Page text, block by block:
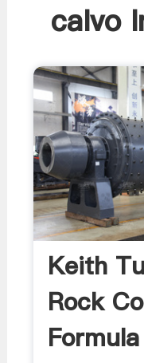
calvo
Keith
Rock
Formula